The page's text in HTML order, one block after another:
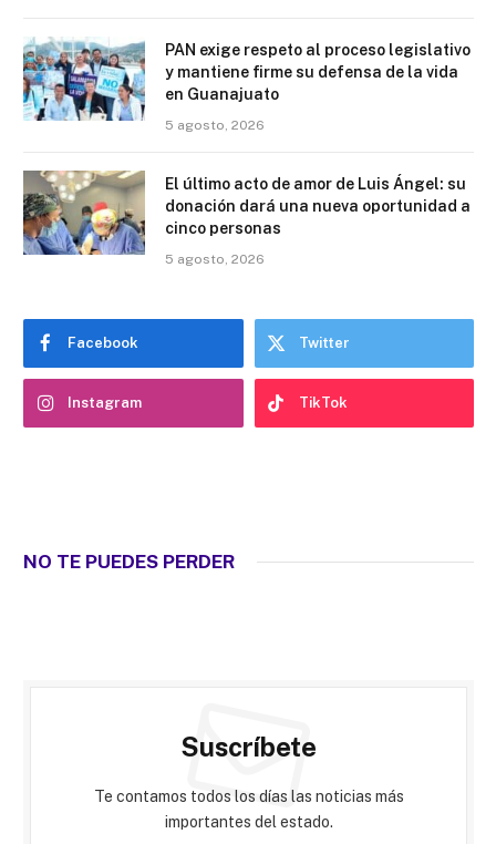
PAN exige respeto al proceso legislativo
y mantiene firme su defensa de la vida
en Guanajuato
5 agosto, 2026
El último acto de amor de Luis Ángel: su
donación dará una nueva oportunidad a
cinco personas
5 agosto, 2026
Facebook Twitter
Instagram TikTok
NO TE PUEDES PERDER
Suscríbete
Te contamos todos los días las noticias más
importantes del estado.